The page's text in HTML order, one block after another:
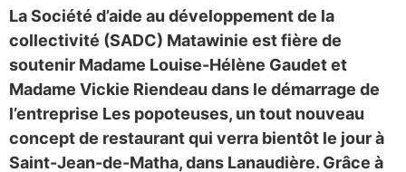
La Société d’aide au développement de la
collectivité (SADC) Matawinie est fière de
soutenir Madame Louise-Hélène Gaudet et
Madame Vickie Riendeau dans le démarrage de
l’entreprise Les popoteuses, un tout nouveau
concept de restaurant qui verra bientôt le jour à
Saint-Jean-de-Matha, dans Lanaudière. Grâce à